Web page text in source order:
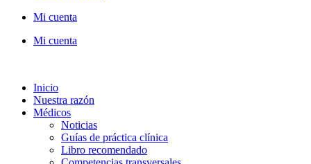
Mi cuenta
Mi cuenta
Inicio
Nuestra razón
Médicos
Noticias
Guías de práctica clínica
Libro recomendado